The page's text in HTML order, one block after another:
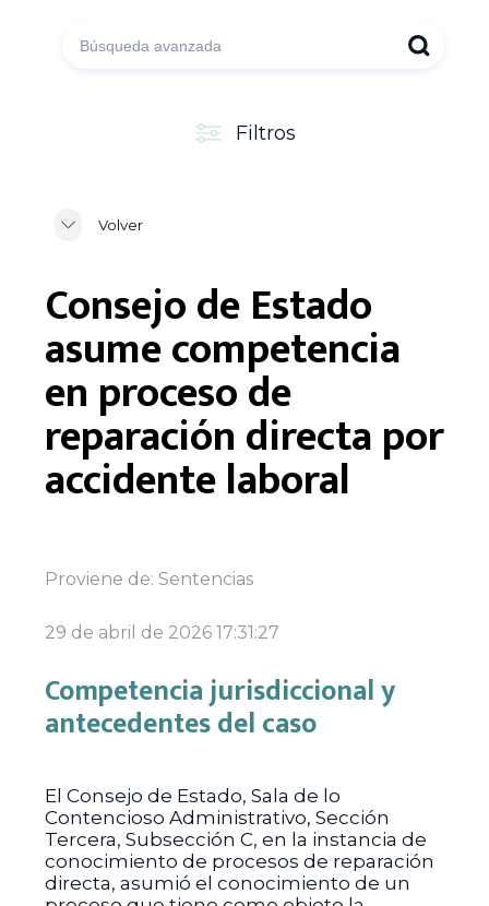
Filtros
Volver
Consejo de Estado
asume competencia
en proceso de
reparación directa por
accidente laboral
Proviene de: Sentencias
29 de abril de 2026 17:31:27
Competencia jurisdiccional y
antecedentes del caso
El Consejo de Estado, Sala de lo
Contencioso Administrativo, Sección
Tercera, Subsección C, en la instancia de
conocimiento de procesos de reparación
directa, asumió el conocimiento de un